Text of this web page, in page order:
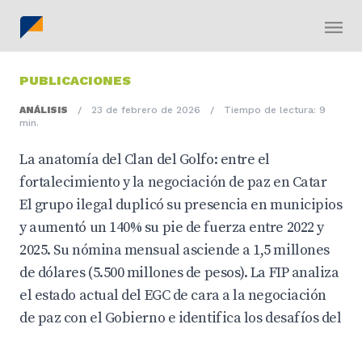
PUBLICACIONES
ANÁLISIS / 23 de febrero de 2026 /
Tiempo de lectura: 9
min.
La anatomía del Clan del Golfo: entre el
fortalecimiento y la negociación de paz en Catar
El grupo ilegal duplicó su presencia en municipios
y aumentó un 140% su pie de fuerza entre 2022 y
2025. Su nómina mensual asciende a 1,5 millones
de dólares (5.500 millones de pesos). La FIP analiza
el estado actual del EGC de cara a la negociación
de paz con el Gobierno e identifica los desafíos del